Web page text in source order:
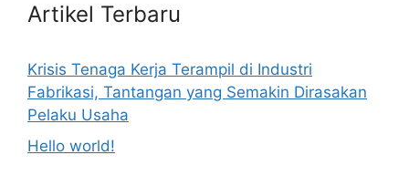
Artikel Terbaru
Krisis Tenaga Kerja Terampil di Industri
Fabrikasi, Tantangan yang Semakin Dirasakan
Pelaku Usaha
Hello world!